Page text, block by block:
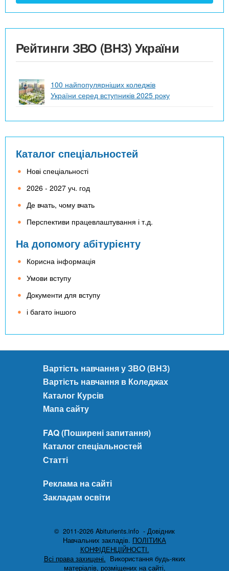
Рейтинги ЗВО (ВНЗ) України
100 найпопулярніших коледжів
України серед вступників 2025 року
Каталог спеціальностей
Нові спеціальності
2026 - 2027 уч. год
Де вчать, чому вчать
Перспективи працевлаштування і т.д.
На допомогу абітурієнту
Корисна інформація
Умови вступу
Документи для вступу
і багато іншого
Вартість навчання у ЗВО (ВНЗ)
Вартість навчання в Коледжах
Каталог Курсів
Мапа сайту
FAQ (Поширені запитання)
Каталог спеціальностей
Статті
Реклама на сайті
Закладам освіти
© 2011-2026 Abiturients.info - Довідник
Навчальних закладів. ПОЛІТИКА
КОНФІДЕНЦІЙНОСТІ.
Всі права захищені. Використання будь-яких
матеріалів, розміщених на сайті,